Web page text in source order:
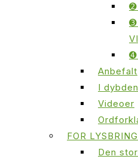
➋
➌
➍
Anbefalt
I dybden
Videoer
FOR
Den